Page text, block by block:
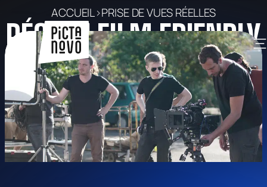
au
contenu
ACCUEIL>PRISE DE VUES RÉELLES
RÉSEAU FILM FRIENDLY